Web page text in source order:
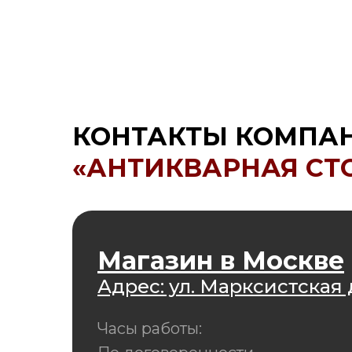
КОНТАКТЫ
«АНТИКВАРНАЯ
Магазин в Москве
Адрес: ул. Марксистская
Часы работы: